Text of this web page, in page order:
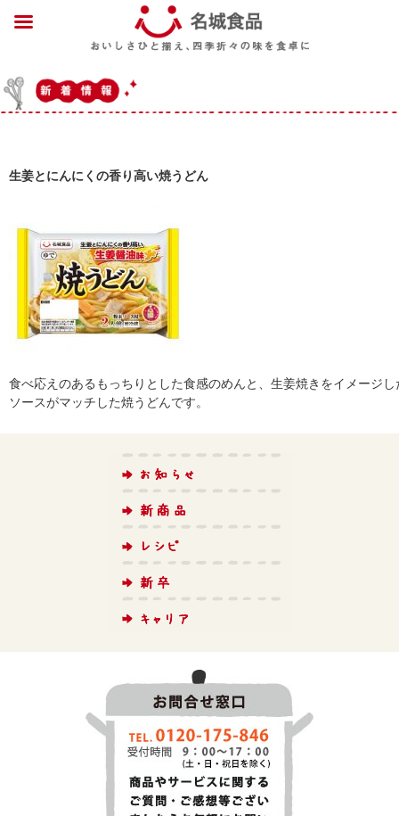
生姜とにんにくの香り高い焼うどん
食べ応えのあるもっちりとした食感のめんと、生姜焼きをイメージし
ソースがマッチした焼うどんです。